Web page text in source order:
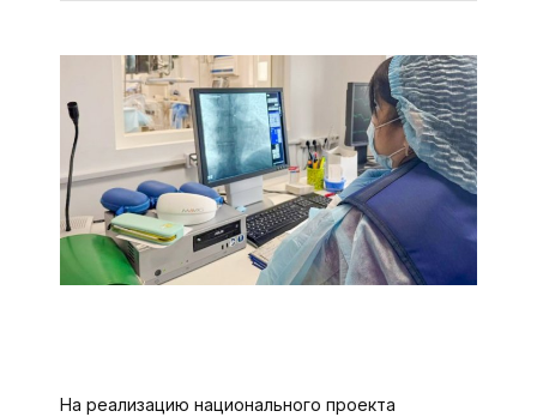
На реализацию национального проекта